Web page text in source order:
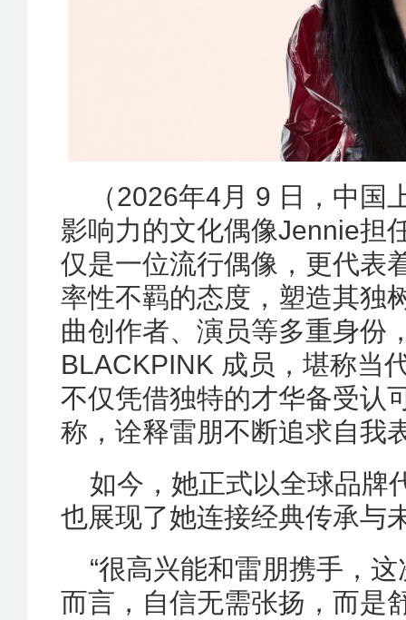
（2026年4月 9 日，中
影响力的文化偶像Jennie担
仅是一位流行偶像，更代表
率性不羁的态度，塑造其独
曲创作者、演员等多重身份
BLACKPINK 成员，堪称当
不仅凭借独特的才华备受认
称，诠释雷朋不断追求自我
如今，她正式以全球品牌
也展现了她连接经典传承与
“很高兴能和雷朋携手，
而言，自信无需张扬，而是